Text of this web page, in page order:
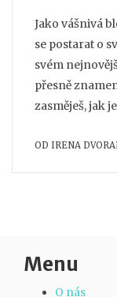
Jako vášnivá
se postarat o
svém
přesně
zasměješ, jak
hračka.
OD IRENA
Menu
O nás